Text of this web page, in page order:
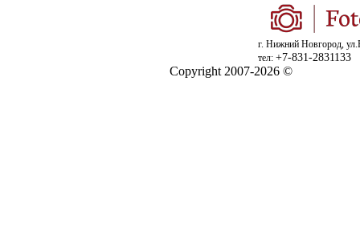
г. Нижний Новгород,
тел: +7-831-2831133
Copyright 2007-2026 ©